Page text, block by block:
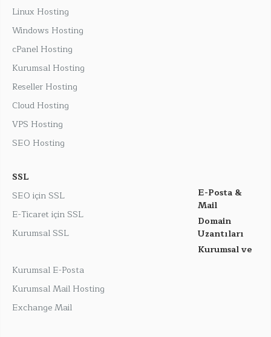
Linux Hosting
Windows Hosting
cPanel Hosting
Kurumsal Hosting
Reseller Hosting
Cloud Hosting
VPS Hosting
SEO Hosting
SSL
SEO için SSL
E-Ticaret için SSL
Kurumsal SSL
E-Posta &
Mail
Kurumsal E-Posta
Kurumsal Mail Hosting
Exchange Mail
Domain
Uzantıları
Kurumsal ve